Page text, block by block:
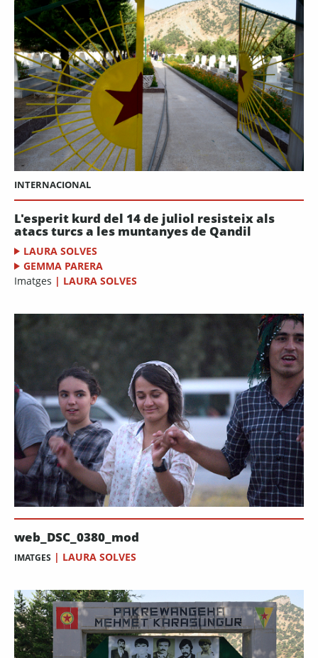
INTERNACIONAL
L'esperit kurd del 14 de juliol resisteix als
atacs turcs a les muntanyes de Qandil
LAURA SOLVES
GEMMA PARERA
Imatges | LAURA SOLVES
web_DSC_0380_mod
IMATGES | LAURA SOLVES